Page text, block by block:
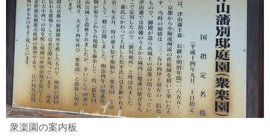
衆楽園の案内板